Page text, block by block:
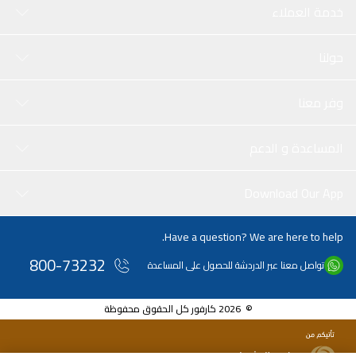
Have a question? We are here to help.
تواصل معنا عبر الدردشة للحصول على المساعدة 800-73232
© 2026 كارفور كل الحقوق محفوظة